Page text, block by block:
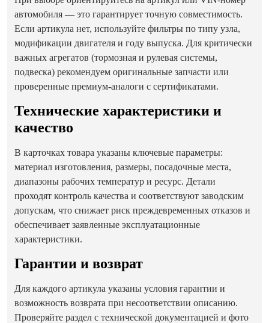
автомобиля — это гарантирует точную совместимость.
Если артикула нет, используйте фильтры по типу узла,
модификации двигателя и году выпуска. Для критически
важных агрегатов (тормозная и рулевая системы,
подвеска) рекомендуем оригинальные запчасти или
проверенные премиум-аналоги с сертификатами.
Технические характеристики и
качество
В карточках товара указаны ключевые параметры:
материал изготовления, размеры, посадочные места,
диапазоны рабочих температур и ресурс. Детали
проходят контроль качества и соответствуют заводским
допускам, что снижает риск преждевременных отказов и
обеспечивает заявленные эксплуатационные
характеристики.
Гарантии и возврат
Для каждого артикула указаны условия гарантии и
возможность возврата при несоответствии описанию.
Проверяйте раздел с технической документацией и фото